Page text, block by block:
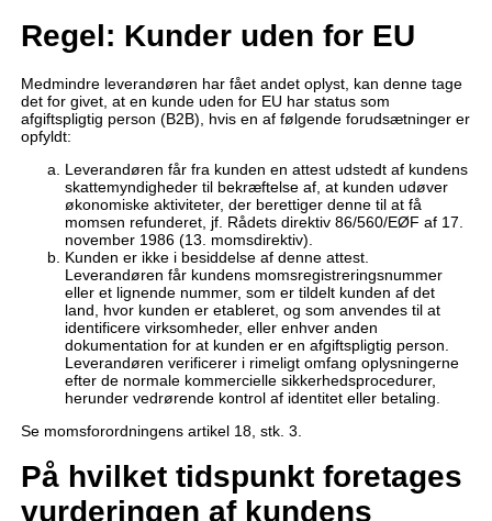
Regel: Kunder uden for EU
Medmindre leverandøren har fået andet oplyst, kan denne tage
det for givet, at en kunde uden for EU har status som
afgiftspligtig person (B2B), hvis en af følgende forudsætninger er
opfyldt:
Leverandøren får fra kunden en attest udstedt af kundens
skattemyndigheder til bekræftelse af, at kunden udøver
økonomiske aktiviteter, der berettiger denne til at få
momsen refunderet, jf. Rådets direktiv 86/560/EØF af 17.
november 1986 (13. momsdirektiv).
Kunden er ikke i besiddelse af denne attest.
Leverandøren får kundens momsregistreringsnummer
eller et lignende nummer, som er tildelt kunden af det
land, hvor kunden er etableret, og som anvendes til at
identificere virksomheder, eller enhver anden
dokumentation for at kunden er en afgiftspligtig person.
Leverandøren verificerer i rimeligt omfang oplysningerne
efter de normale kommercielle sikkerhedsprocedurer,
herunder vedrørende kontrol af identitet eller betaling.
Se momsforordningens artikel 18, stk. 3.
På hvilket tidspunkt foretages
vurderingen af kundens